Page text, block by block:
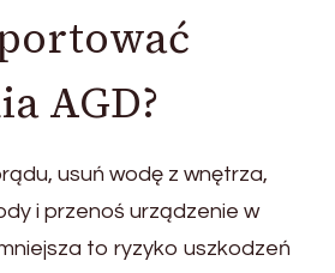
AGD?
usuń wodę z wnętrza,
i przenoś urządzenie w
to ryzyko uszkodzeń